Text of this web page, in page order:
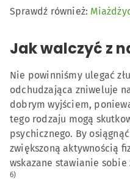
Sprawdź również:
Jak walczyć z
Nie powinniśmy ulegać
odchudzająca zniweluje
dobrym wyjściem,
tego rodzaju mogą
psychicznego. By
zwiększoną aktywnością
wskazane stawianie sobie
6)